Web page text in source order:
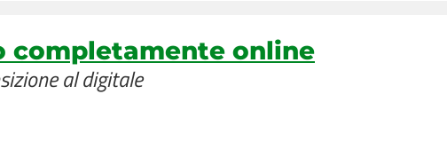
completamente online
al digitale